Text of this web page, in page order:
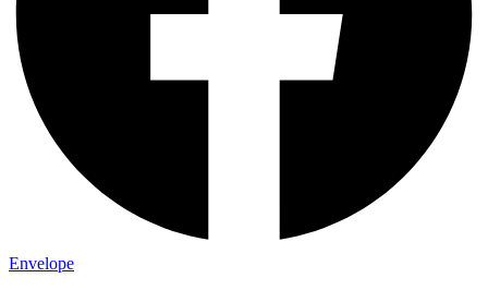
Envelope